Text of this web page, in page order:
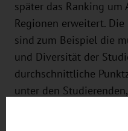
später das Ranking um
Regionen erweitert.
sind zum Beispiel die
und Diversität der
durchschnittliche
unter den